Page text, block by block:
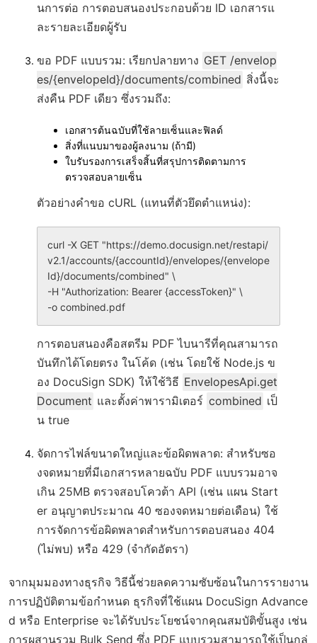
นการต่อ การตอบสนองประกอบด้วย ID เอกสารแ
ละรายละเอียดผู้รับ
ขอ PDF แบบรวม: เรียกปลายทาง GET /envelop
es/{envelopeId}/documents/combined สิ่งนี้จะ
ส่งคืน PDF เดียว ซึ่งรวมถึง:
เอกสารต้นฉบับที่ใช้ลายเซ็นและฟิลด์
สิ่งที่แนบมาของผู้ลงนาม (ถ้ามี)
ใบรับรองการเสร็จสิ้นที่สรุปการติดตามการ
ตรวจสอบลายเซ็น
ตัวอย่างคำขอ cURL (แทนที่ตัวยึดตำแหน่ง):
curl -X GET "https://demo.docusign.net/restapi/
v2.1/accounts/{accountId}/envelopes/{envelope
Id}/documents/combined" \
-H "Authorization: Bearer {accessToken}" \
การตอบสนองคือสตรีม PDF ไบนารีที่คุณสามารถ
บันทึกได้โดยตรง ในโค้ด (เช่น โดยใช้ Node.js ข
อง DocuSign SDK) ให้ใช้วิธี EnvelopesApi.get
Document และตั้งค่าพารามิเตอร์ combined เป็
น true
จัดการไฟล์ขนาดใหญ่และข้อผิดพลาด: สำหรับซอ
งจดหมายที่มีเอกสารหลายฉบับ PDF แบบรวมอาจ
เกิน 25MB ตรวจสอบโควต้า API (เช่น แผน Start
er อนุญาตประมาณ 40 ซองจดหมายต่อเดือน) ใช้
การจัดการข้อผิดพลาดสำหรับการตอบสนอง 404
(ไม่พบ) หรือ 429 (จำกัดอัตรา)
จากมุมมองทางธุรกิจ วิธีนี้ช่วยลดความซับซ้อนในการรายงาน
การปฏิบัติตามข้อกำหนด ธุรกิจที่ใช้แผน DocuSign Advance
d หรือ Enterprise จะได้รับประโยชน์จากคุณสมบัติขั้นสูง เช่น
การผสานรวม Bulk Send ซึ่ง PDF แบบรวมสามารถใช้เป็นกลุ่